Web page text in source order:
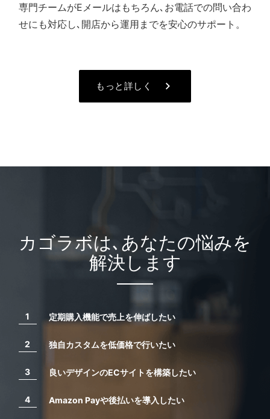
専門チームがEメールはもちろん､お電話での問い合わ
せにも対応し､開店から運用までを安心のサポート。
keyboard_arrow_right
もっと詳しく
カゴラボは､あなたの悩みを
解決します
定期購入機能で売上を伸ばしたい
独自カスタムを低価格で行いたい
良いデザインのECサイトを構築したい
Amazon Payや後払いを導入したい